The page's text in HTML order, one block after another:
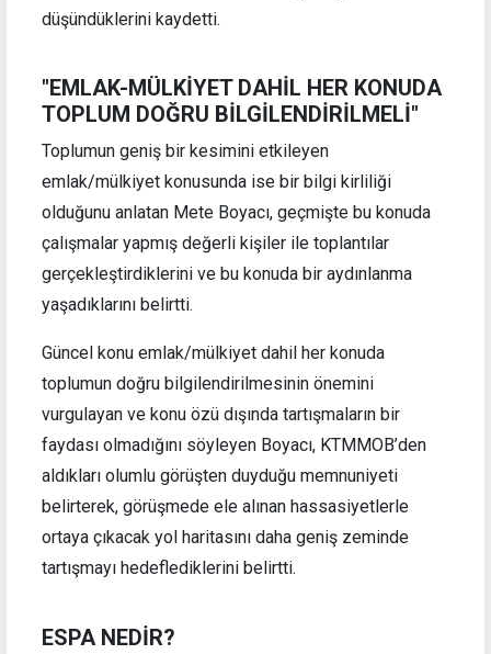
düşündüklerini kaydetti.
"EMLAK-MÜLKİYET DAHİL HER KONUDA
TOPLUM DOĞRU BİLGİLENDİRİLMELİ"
Toplumun geniş bir kesimini etkileyen
emlak/mülkiyet konusunda ise bir bilgi kirliliği
olduğunu anlatan Mete Boyacı, geçmişte bu konuda
çalışmalar yapmış değerli kişiler ile toplantılar
gerçekleştirdiklerini ve bu konuda bir aydınlanma
yaşadıklarını belirtti.
Güncel konu emlak/mülkiyet dahil her konuda
toplumun doğru bilgilendirilmesinin önemini
vurgulayan ve konu özü dışında tartışmaların bir
faydası olmadığını söyleyen Boyacı, KTMMOB’den
aldıkları olumlu görüşten duyduğu memnuniyeti
belirterek, görüşmede ele alınan hassasiyetlerle
ortaya çıkacak yol haritasını daha geniş zeminde
tartışmayı hedeflediklerini belirtti.
ESPA NEDİR?